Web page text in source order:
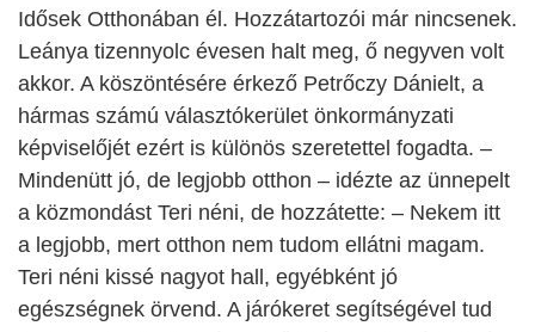
Idősek Otthonában él. Hozzátartozói már nincsenek.
Leánya tizennyolc évesen halt meg, ő negyven volt
akkor. A köszöntésére érkező Petrőczy Dánielt, a
hármas számú választókerület önkormányzati
képviselőjét ezért is különös szeretettel fogadta. –
Mindenütt jó, de legjobb otthon – idézte az ünnepelt
a közmondást Teri néni, de hozzátette: – Nekem itt
a legjobb, mert otthon nem tudom ellátni magam.
Teri néni kissé nagyot hall, egyébként jó
egészségnek örvend. A járókeret segítségével tud